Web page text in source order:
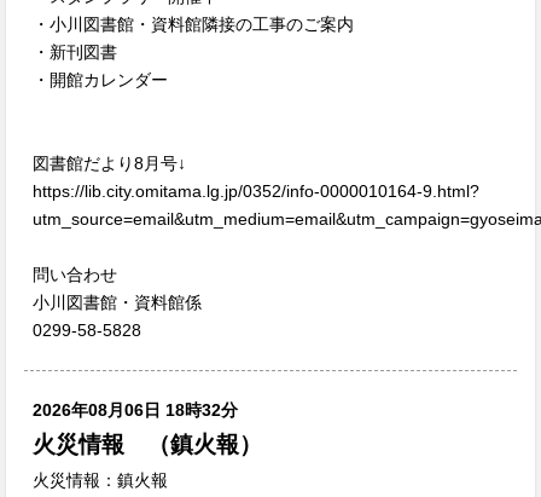
・小川図書館・資料館隣接の工事のご案内
・新刊図書
・開館カレンダー
図書館だより8月号↓
https://lib.city.omitama.lg.jp/0352/info-0000010164-9.html?
問い合わせ
小川図書館・資料館係
0299-58-5828
2026年08月06日 18時32分
火災情報 （鎮火報）
火災情報：鎮火報